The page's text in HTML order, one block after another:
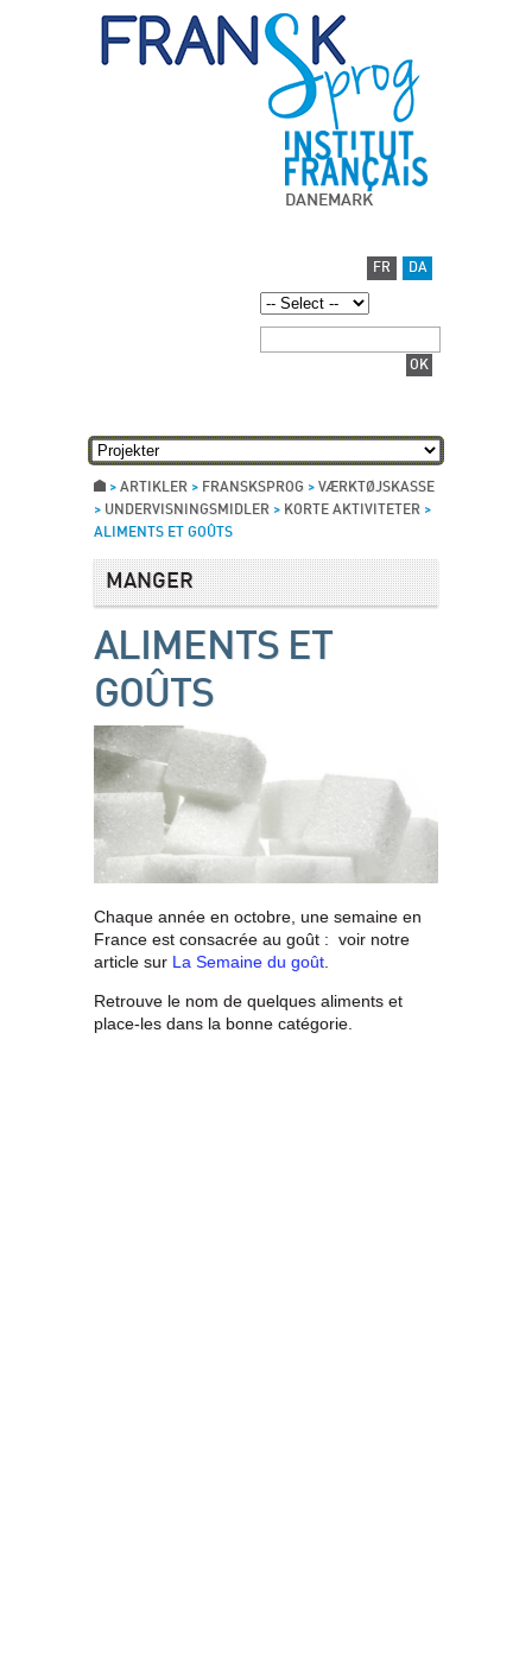
DANEMARK
FR DA
> ARTIKLER > FRANSKSPROG > VÆRKTØJSKASSE
> UNDERVISNINGSMIDLER > KORTE AKTIVITETER >
ALIMENTS ET GOÛTS
MANGER
ALIMENTS ET
GOÛTS
Chaque année en octobre, une semaine en
France est consacrée au goût : voir notre
article sur La Semaine du goût.
Retrouve le nom de quelques aliments et
place-les dans la bonne catégorie.